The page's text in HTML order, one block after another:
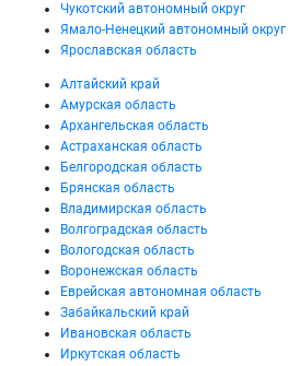
Чукотский автономный округ
Ямало-Ненецкий автономный округ
Ярославская область
Алтайский край
Амурская область
Архангельская область
Астраханская область
Белгородская область
Брянская область
Владимирская область
Волгоградская область
Вологодская область
Воронежская область
Еврейская автономная область
Забайкальский край
Ивановская область
Иркутская область